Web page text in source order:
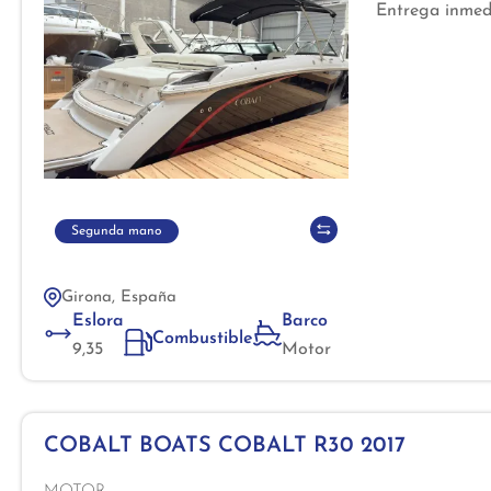
Segunda mano
Entrega
Girona, España
Eslora
9,35
Combustible
Barco
Motor
COBALT BOATS COBALT R30 2017